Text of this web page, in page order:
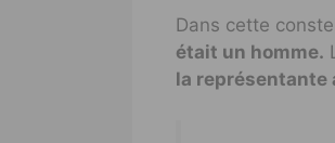
Dans cette
était un homme.
la représentante